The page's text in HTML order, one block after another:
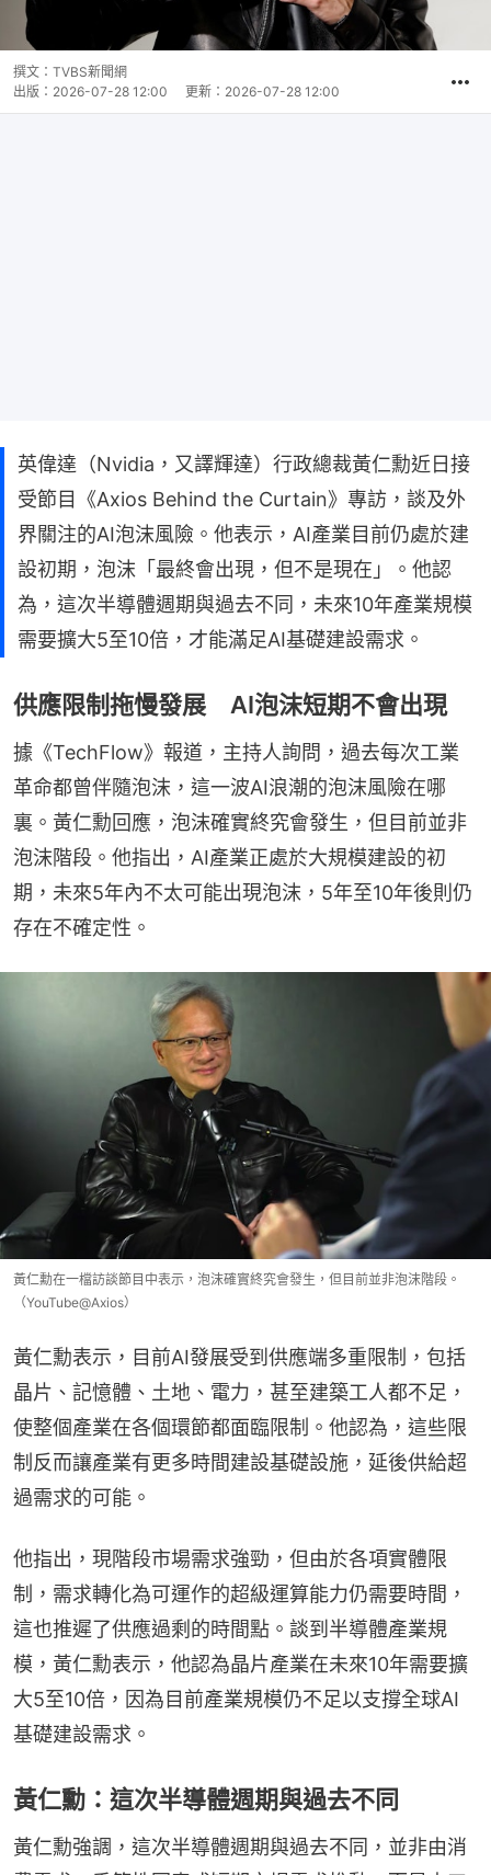
撰文： TVBS新聞網
出版： 2026-07-28 12:00 更新： 2026-07-28 12:00
英偉達（Nvidia，又譯輝達）行政總裁黃仁勳近日接
受節目《Axios Behind the Curtain》專訪，談及外
界關注的AI泡沫風險。他表示，AI產業目前仍處於建
設初期，泡沫「最終會出現，但不是現在」。他認
為，這次半導體週期與過去不同，未來10年產業規模
需要擴大5至10倍，才能滿足AI基礎建設需求。
供應限制拖慢發展 AI泡沫短期不會出現
據《TechFlow》報道，主持人詢問，過去每次工業
革命都曾伴隨泡沫，這一波AI浪潮的泡沫風險在哪
裏。黃仁勳回應，泡沫確實終究會發生，但目前並非
泡沫階段。他指出，AI產業正處於大規模建設的初
期，未來5年內不太可能出現泡沫，5年至10年後則仍
存在不確定性。
黃仁勳在一檔訪談節目中表示，泡沫確實終究會發生，但目前並非泡沫階段。
（YouTube@Axios）
黃仁勳表示，目前AI發展受到供應端多重限制，包括
晶片、記憶體、土地、電力，甚至建築工人都不足，
使整個產業在各個環節都面臨限制。他認為，這些限
制反而讓產業有更多時間建設基礎設施，延後供給超
過需求的可能。
他指出，現階段市場需求強勁，但由於各項實體限
制，需求轉化為可運作的超級運算能力仍需要時間，
這也推遲了供應過剩的時間點。談到半導體產業規
模，黃仁勳表示，他認為晶片產業在未來10年需要擴
大5至10倍，因為目前產業規模仍不足以支撐全球AI
基礎建設需求。
黃仁勳：這次半導體週期與過去不同
黃仁勳強調，這次半導體週期與過去不同，並非由消